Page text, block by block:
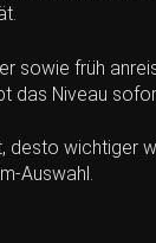
sowie früh
das Niveau
wichtiger
Auswahl.